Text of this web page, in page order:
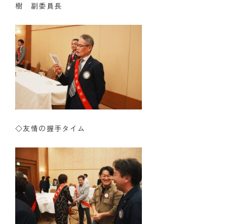
樹 副委員長
◇友情の握手タイム